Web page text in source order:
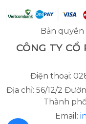
Bản
CÔNG TY
Điện thoại:
Địa chỉ: 56/12/2
Thành
Email: